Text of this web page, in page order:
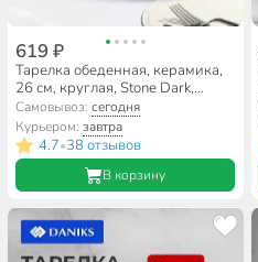
619 ₽
Тарелка обеденная, керамика,
26 см, круглая, Stone Dark,
Domenik, DMD041, серая
Самовывоз:сегодня
Курьером:завтра
4.7•38 отзывов
В корзину